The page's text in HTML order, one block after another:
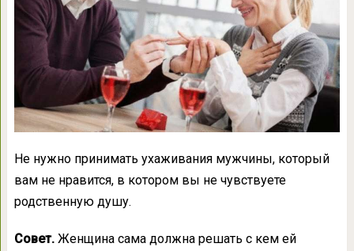
Не нужно принимать ухаживания мужчины, который
вам не нравится, в котором вы не чувствуете
родственную душу.
Совет.Женщина сама должна решать с кем ей